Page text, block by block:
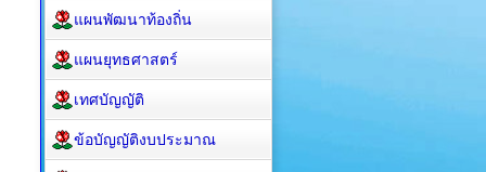
แผนพัฒนาท้องถิ่น
แผนยุทธศาสตร์
เทศบัญญัติ
ข้อบัญญัติงบประมาณ